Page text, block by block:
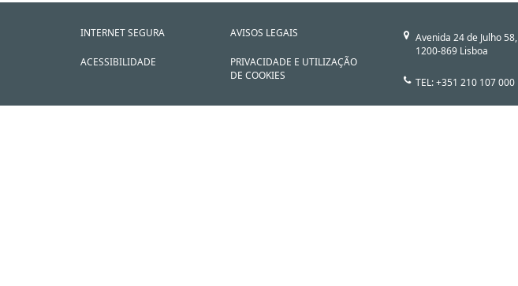
INTERNET SEGURA
ACESSIBILIDADE
AVISOS LEGAIS
PRIVACIDADE E UTILIZAÇÃO
DE COOKIES
Avenida 24 de Julho 58,
1200-869 Lisboa
TEL: +351 210 107 000